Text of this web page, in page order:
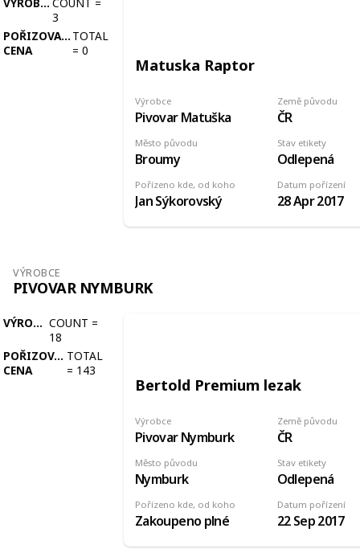
3
POŘIZOVACÍ
CENA
TOTAL
= 0
Matuska Raptor
Výrobce
Pivovar Matuška
Země původu
ČR
Pořízeno kde, od koho
Jan Sýkorovský
Stav etikety
Odlepená
Datum pořízení
28 Apr 2017
Město původu
Broumy
VÝROBCE
PIVOVAR NYMBURK
VÝROBCE COUNT =
18
POŘIZOVACÍ
CENA
TOTAL
= 143
Bertold Premium lezak
Výrobce
Pivovar Nymburk
Země původu
ČR
Pořízeno kde, od koho
Zakoupeno plné
Stav etikety
Odlepená
Datum pořízení
22 Sep 2017
Město původu
Nymburk